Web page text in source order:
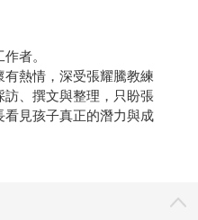
者。
熱情，深受張耀騰教練
、撰文與整理，只盼張
見孩子真正的潛力與成